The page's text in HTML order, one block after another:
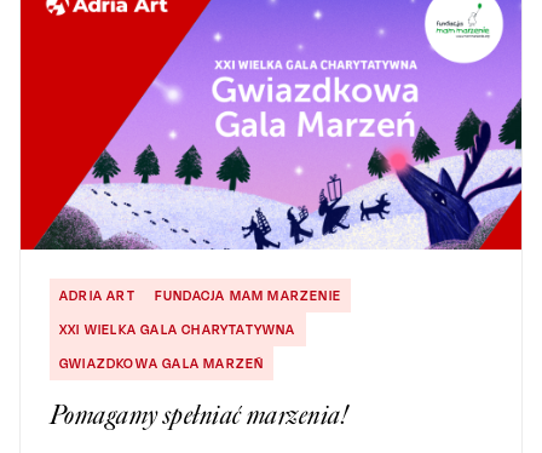
ADRIA ART
FUNDACJA MAM MARZENIE
XXI WIELKA GALA CHARYTATYWNA
GWIAZDKOWA GALA MARZEŃ
Pomagamy spełniać marzenia!